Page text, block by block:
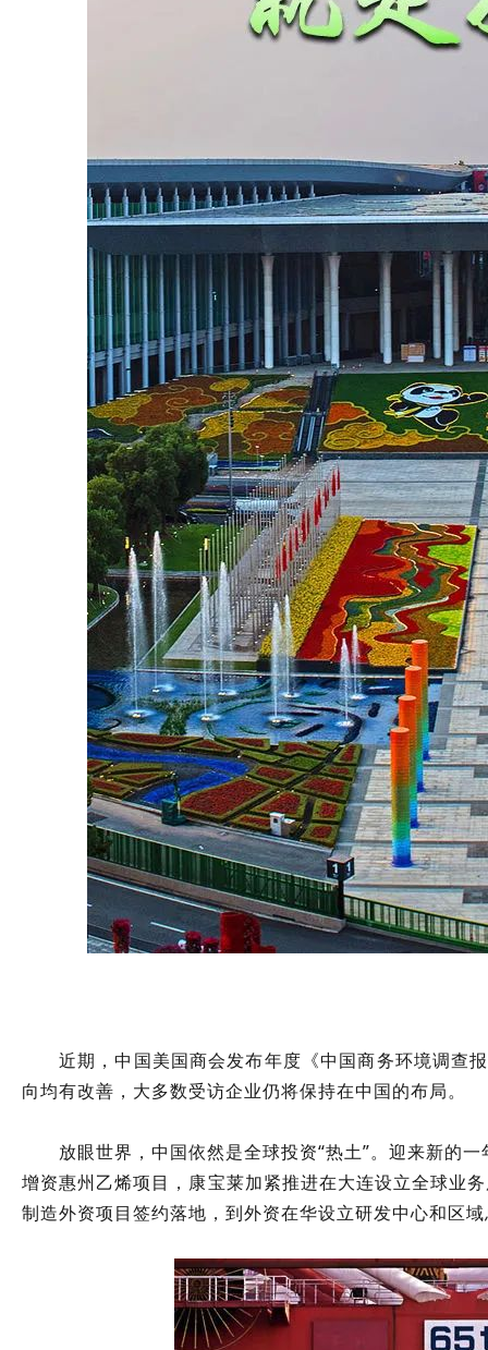
近期，中国美国商会发布年度《中国商务环境调查
向均有改善，大多数受访企业仍将保持在中国的布局。
放眼世界，中国依然是全球投资“热土”。迎来新的
增资惠州乙烯项目，康宝莱加紧推进在大连设立全球业
制造外资项目签约落地，到外资在华设立研发中心和区